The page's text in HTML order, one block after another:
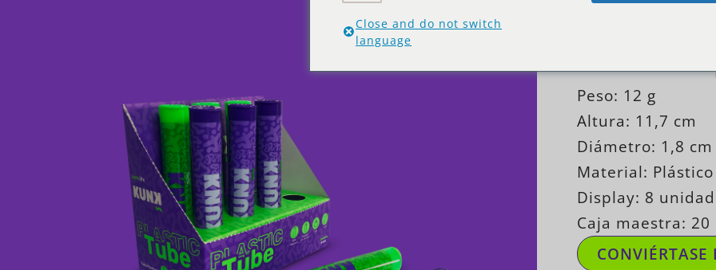
Tubos
Peso: 12 g
Altura: 11,7 cm
Diámetro: 1,8 cm
Material: Plástico
Display: 8
Caja maestra:
Close and do not switch
language